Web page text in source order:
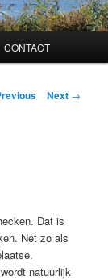
CONTACT
Next →
Dat is
Net zo als
natuurlijk